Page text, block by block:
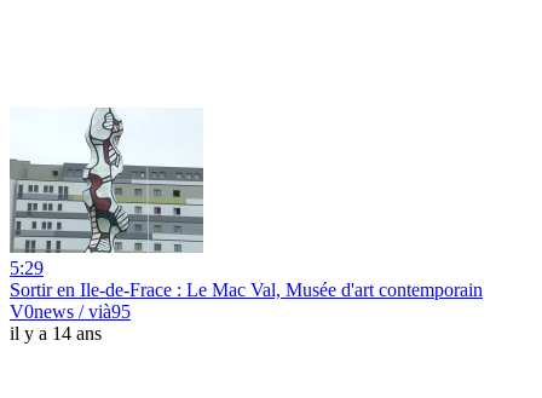
5:29
Sortir en Ile-de-Frace : Le Mac Val, Musée d'art contemporain
V0news / vià95
il y a 14 ans